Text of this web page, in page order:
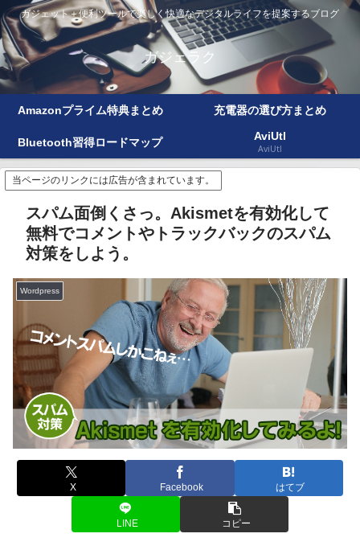
ガジェット＋便利ツールで楽しく快適なデジタルライフを提案するブログ
ガジェラク
Amazonプライム特典まとめ 充電器の選び方まとめ
Bluetooth習得ロードマップ AviUtl
AviUtl
当ページのリンクには広告が含まれています。
スパム面倒くさっ。Akismetを有効化して
無料でコメントやトラックバックのスパム
対策をしよう。
Wordpress
X Facebook はてブ
LINE コピー